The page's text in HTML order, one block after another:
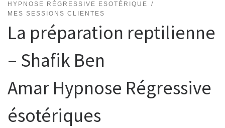
HYPNOSE RÉGRESSIVE ESOTÉRIQUE
MES SESSIONS CLIENTES
La préparation reptilienne
– Shafik Ben
Amar Hypnose Régressive
ésotériques